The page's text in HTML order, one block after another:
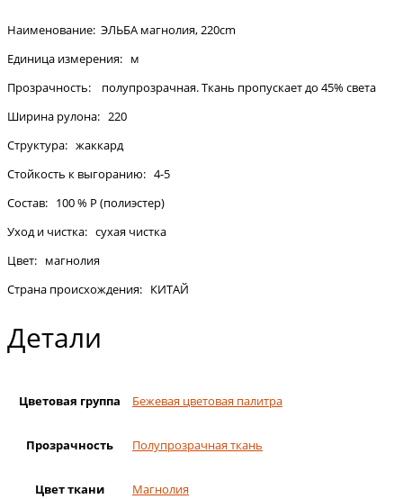
Наименование: ЭЛЬБА магнолия, 220cm
Единица измерения: м
Прозрачность: полупрозрачная. Ткань пропускает до 45% света
Ширина рулона: 220
Структура: жаккард
Стойкость к выгоранию: 4-5
Состав: 100 % P (полиэстер)
Уход и чистка: сухая чистка
Цвет: магнолия
Страна происхождения: КИТАЙ
Детали
Цветовая группа Бежевая цветовая палитра
Прозрачность Полупрозрачная ткань
Цвет ткани Магнолия